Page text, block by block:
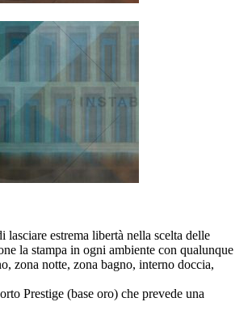
lasciare estrema libertà nella scelta delle
la stampa in ogni ambiente con qualunque
zona notte, zona bagno, interno doccia,
Prestige (base oro) che prevede una